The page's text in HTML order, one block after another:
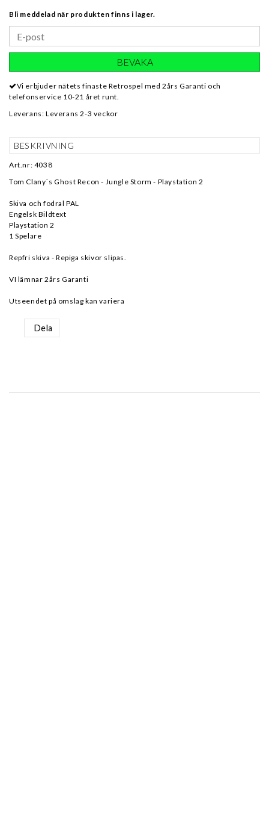
Bli meddelad när produkten finns i lager.
BEVAKA
Vi erbjuder nätets finaste Retrospel med 2års Garanti och
telefonservice 10-21 året runt.
Leverans: Leverans 2-3 veckor
BESKRIVNING
Art.nr: 4038
Tom Clany´s Ghost Recon - Jungle Storm - Playstation 2
Skiva och fodral PAL
Engelsk Bildtext
Playstation 2
1 Spelare
Repfri skiva - Repiga skivor slipas.
VI lämnar 2års Garanti
Utseendet på omslag kan variera
Dela